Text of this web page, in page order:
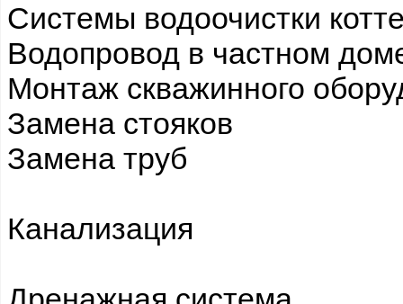
Системы водоочистки
Водопровод в частном
Монтаж скважинного
Замена стояков
Замена труб
Канализация